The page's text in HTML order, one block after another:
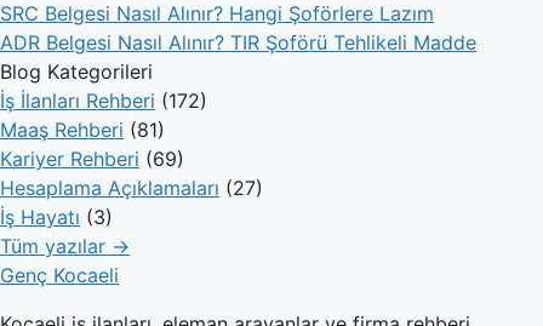
SRC Belgesi Nasıl Alınır? Hangi Şoförlere Lazım
ADR Belgesi Nasıl Alınır? TIR Şoförü Tehlikeli Madde
Blog Kategorileri
İş İlanları Rehberi (172)
Maaş Rehberi (81)
Kariyer Rehberi (69)
Hesaplama Açıklamaları (27)
İş Hayatı (3)
Tüm yazılar →
Genç Kocaeli